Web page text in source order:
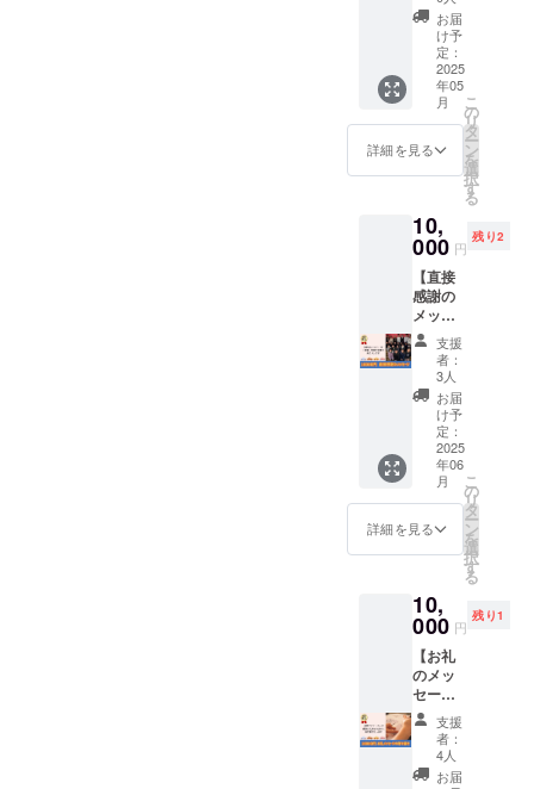
の記入
が必要
です。
込手数
料を引
いた額
を返金
致しま
す）。
す。イ
ベント
当日の
受け渡
しはあ
・イベ
ント中
止の場
合で
も、本
リター
行いた
しま
メール
アドレ
スに受
信しま
す。 ・
イベン
の連絡
手段と
使用す
る場合
があり
ます。
そのた
め、連
絡先
（お届
け先）
の記入
が必要
です。
【注意
事項
①】 ・
ト当
日、
で参加
できる
方に限
らせて
いただ
きま
す。 ・
チェキ
はこち
らでご
日まで
としま
す。 ・
リター
ン履行
当日の
連絡手
段とし
場合が
ありま
のた
め、連
絡先
（お届
け先）
の記入
が必要
です。
・マル
シェイ
ベント
当日、
は4月27
日(日)に
す。順
延日程
につい
ても、
開催当
日の天
候や、
注意
報・警
報級の
す）
【注意
事項】
・日程
2025/5/
9、
5/10、
も
10:00~
15:00の
うちの1
時間)で
す。こ
の日程
で参加
が可能
な方。
・ご希
望の日
時をを
備考欄
にご記
載くだ
さい ・
各自の
ご負担
ます。
・リ
ターン
履行当
日の連
絡手段
とし
デザイ
ンセン
ターを
応援し
ていた
だけま
す。多
摩SDC
よりお
礼の
セージ
をお送
りしま
す。 ■
お礼
メー
ル…
CAMPF
IREでの
メッ
セージ
機能か
ら送信
いたし
ますの
で、登
録メー
ます。
■備考…
上乗せ
支援が
可能で
す。応
援の気
持ちの
上乗せ
大歓迎
お届
け予
定：
2025
年05
月
詳細を見る
こ
の
リ
タ
ー
ン
を
選
択
す
る
10,
000 円
残り2
【直接
感謝の
メッ
セー
ジ】 多
摩SDC
の企画
運営を
行う学
生メン
バーよ
り、
「直
接」感
謝の言
葉をお
ます。
■感謝の
言葉…
学生メ
ンバー
より直
接、感
謝の気
持ちを
込めた
支援
者：
3人
お届
け予
定：
2025
年06
月
詳細を見る
こ
の
リ
タ
ー
ン
を
選
択
す
る
10,
000 円
残り1
【お礼
のメッ
セージ
の寄せ
書き】
多摩
SDCス
支援
者：
4人
お届